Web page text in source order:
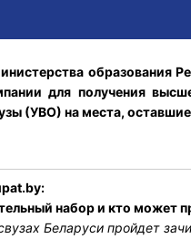
образования
для получения
(УВО) на места,
набор и кто может
Беларуси пройдет